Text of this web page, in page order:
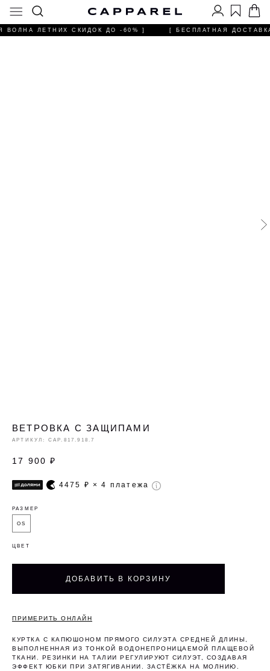
ВОЛНА ЛЕТНИХ СКИДОК ДО -60% ] [ БЕСПЛАТНАЯ
ВЕТРОВКА С ЗАЩИПАМИ
АРТИКУЛ: CAP.817.918.7
17 900 ₽
4475 ₽ × 4 платежа
РАЗМЕР
OS
ЦВЕТ
ДОБАВИТЬ В КОРЗИНУ
ПРИМЕРИТЬ ОНЛАЙН
КУРТКА С КАПЮШОНОМ ПРЯМОГО СИЛУЭТА СРЕДНЕЙ ДЛИНЫ,
ВЫПОЛНЕННАЯ ИЗ ТОНКОЙ ВОДОНЕПРОНИЦАЕМОЙ ПЛАЩЕВОЙ
ТКАНИ. РЕЗИНКИ НА ТАЛИИ РЕГУЛИРУЮТ СИЛУЭТ, СОЗДАВАЯ
ЭФФЕКТ ЮБКИ ПРИ ЗАТЯГИВАНИИ. ЗАСТЁЖКА НА МОЛНИЮ.